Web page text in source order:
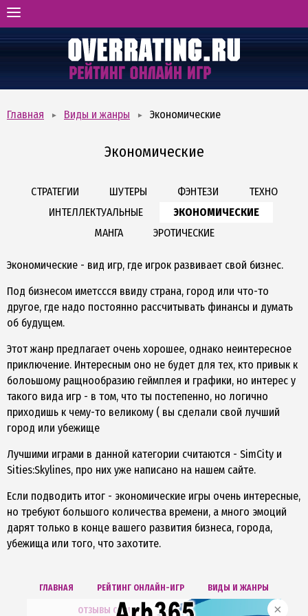
РЕЙТИНГ ОНЛАЙН-ИГР
ВИДЫ И ЖАНРЫ
БОНУСХАНТИНГ
Главная Виды и жанры Экономические
Экономические
СТРАТЕГИИ ШУТЕРЫ ФЭНТЕЗИ
ТЕХНО
ИНТЕЛЛЕКТУАЛЬНЫЕ
ЭКОНОМИЧЕСКИЕ
МАНГА
ЭРОТИЧЕСКИЕ
Экономические - вид игр, где игрок развивает свой бизнес.
Под бизнесом иметссся ввиду страна, город или что-то
другое, где надо постоянно рассчитывать финансы и думать
об будущем.
Этот жанр предлагает очень хорошее, однако неинтересное
приключение. Интересным оно не будет для тех, кто привык к
болоьшому ращнообразию геймплея и графики, но интерес у
такого вида игр - в том, что ты постепенно, но логично
приходишь к чему-то великому ( вы сделали свой лучший
город или убежище
Лучшими играми в данной категории считаются - SimCity и
Sities:Skylines, про них уже написано на нашем сайте.
Если подводить итог - экономические игры очень интересные,
но требуют большого количества времени, а много эмоций
дарят только в конце вашего развития бизнеса, города,
убежища или того, что захотите.
ГЛАВНАЯ РЕЙТИНГ ОНЛАЙН-ИГР ВИДЫ И ЖАНРЫ
ОТЗЫВЫ ОБ ИГРАХ БОНУСХАНТИНГ